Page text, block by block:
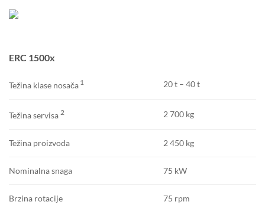
ERC 1500x
Težina klase nosača 1 20 t – 40 t
Težina servisa 2 2 700 kg
Težina proizvoda 2 450 kg
Nominalna snaga 75 kW
Brzina rotacije 75 rpm